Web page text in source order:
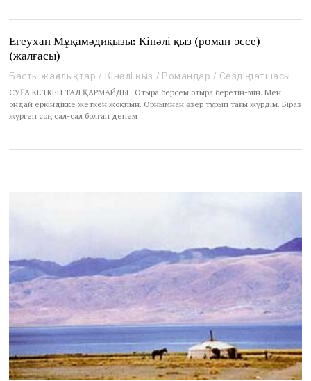
2
Егеухан Мұқамәдиқызы: Кінәлі қыз (роман-эссе)
(жалғасы)
Басты жаңалықтар / Кінәлі қыз / Романдар / Сөздің патшасы
СУҒА КЕТКЕН ТАЛ ҚАРМАЙДЫ Отыра берсем отыра беретін-мін. Мен
ондай еркіндікке жеткен жоқпын. Орнымнан әзер тұрып тағы жүрдім. Біраз
жүрген соң сал-сал болған денем